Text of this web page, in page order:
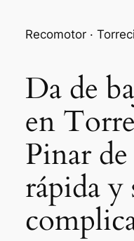
Recomotor ·
Da de
en
Pinar
rápida y